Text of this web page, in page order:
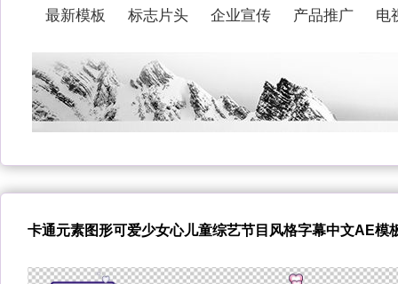
最新模板 标志片头 企业宣传 产品推广 电
卡通元素图形可爱少女心儿童综艺节目风格字幕中文AE模